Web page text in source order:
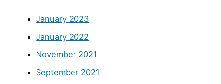
January 2023
January 2022
November 2021
September 2021